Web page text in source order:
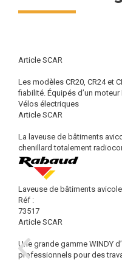
Article SCAR
Les modèles CR20, CR24 et
fiabilité. Équipés d’un moteur
Vélos électriques
Article SCAR
La laveuse de bâtiments
chenillard totalement
Laveuse de bâtiments
Réf :
73517
Article SCAR
Une grande gamme WINDY
professionnels pour des